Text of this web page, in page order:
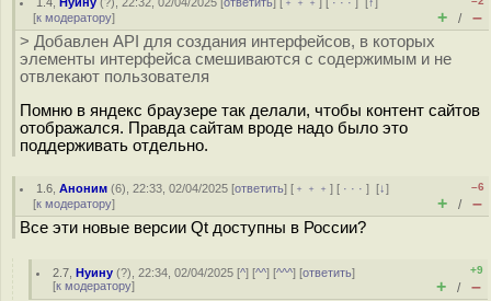
[к модератору] + / –
> Добавлен API для создания интерфейсов, в которых
элементы интерфейса смешиваются с содержимым и не
отвлекают пользователя
Помню в яндекс браузере так делали, чтобы контент сайтов
отображался. Правда сайтам вроде надо было это
поддерживать отдельно.
1.6 ,Аноним (6), 22:33, 02/04/2025 [ответить] [ ﹢﹢﹢] [ · · ·][↓]
[к модератору]
–6
+ / –
Все эти новые версии Qt доступны в России?
2.7 ,Нуину (?), 22:34, 02/04/2025 [^] [^^] [^^^] [ответить]
[к модератору]
+9
+ / –